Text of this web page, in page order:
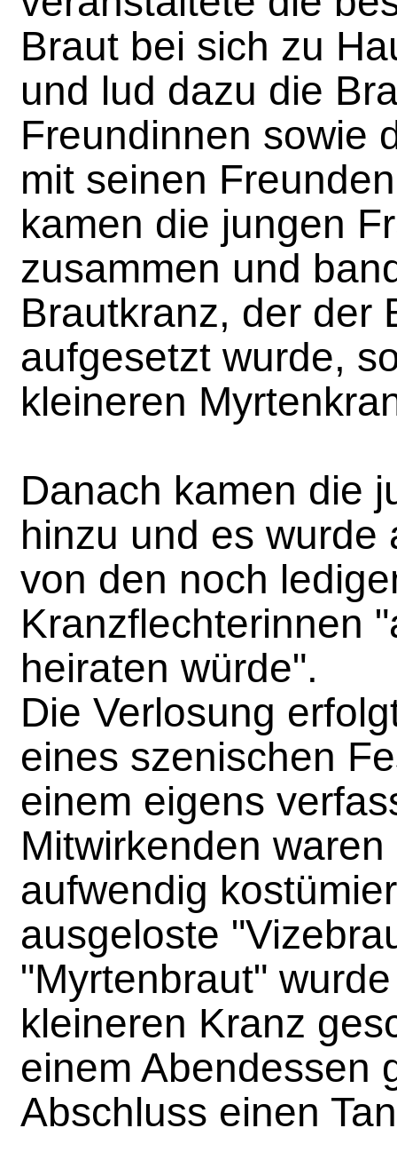
Braut bei sich zu
und lud dazu die
Freundinnen sowie
mit seinen
kamen die jungen
zusammen und
Brautkranz, der der
aufgesetzt wurde,
kleineren
Danach kamen die
hinzu und es wurde
von den noch
Kranzflechterinnen
heiraten würde".
Die Verlosung
eines szenischen
einem eigens
Mitwirkenden waren
aufwendig
ausgeloste
"Myrtenbraut"
kleineren Kranz
einem Abendessen
Abschluss einen